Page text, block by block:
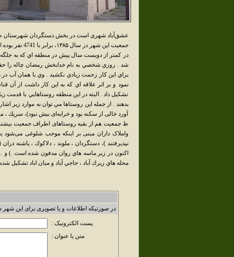
عشق‌آباد شهری است در بخش دستگردان شهرستان
جمعیت این شهر در سال ۱۳۸۵، برابر با 4741 نفر بوده است.
در كمتر از دويست سال پيش در منطقه اي كه به جلگه
شد . روزي شخصي به نام خدابخش رمضان چاله را حفر
براي اين كار زحمت زيادي نكشيد . وي با همان آب
نمود و بر اثر علاقه اي كه به اين كار داشت از
تشكيل داد . البته در اين منطقه روستاهايي با قدمت
بدهند . از جمله اين روستاها مي توان به موارد زير
آورد خالی از سکنه بود و خرابه‌ای بیش نبود)، سريك
ظ جمعیت هم از بقیه روستاهای اطراف جمعیت
واملاک داران مبنی بر اینکه موجب شلوغی می‌شود
نپذیرفتند )‌، دستگردان ، ملوند ، دلاكوك ، پاشنه
اكنون در زير ماسه هاي روان مدفون شده است .) و
محله هاي زيرك آباد ، حاجي آباد و ميان اباد تشكيل شده جمعيتي بالغ بر
در صورتیکه اطلاعات و یا تصویری برای این شهر
پست الکترونیک :
متن یا عنوان :